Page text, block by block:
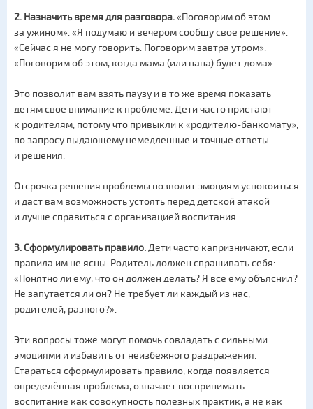
2. Назначить время для разговора.«Поговорим об этом
за ужином». «Я подумаю и вечером сообщу своё решение».
«Сейчас я не могу говорить. Поговорим завтра утром».
«Поговорим об этом, когда мама (или папа) будет дома».
Это позволит вам взять паузу и в то же время показать
детям своё внимание к проблеме. Дети часто пристают
к родителям, потому что привыкли к «родителю-банкомату»,
по запросу выдающему немедленные и точные ответы
и решения.
Отсрочка решения проблемы позволит эмоциям успокоиться
и даст вам возможность устоять перед детской атакой
и лучше справиться с организацией воспитания.
3. Сформулировать правило.Дети часто капризничают, если
правила им не ясны. Родитель должен спрашивать себя:
«Понятно ли ему, что он должен делать? Я всё ему объяснил?
Не запутается ли он? Не требует ли каждый из нас,
родителей, разного?».
Эти вопросы тоже могут помочь совладать с сильными
эмоциями и избавить от неизбежного раздражения.
Стараться сформулировать правило, когда появляется
определённая проблема, означает воспринимать
воспитание как совокупность полезных практик, а не как